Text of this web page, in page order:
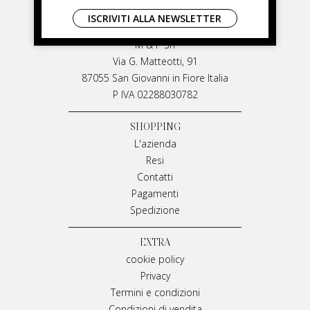
LIVIANA MIRARCHI
M & P Srl
Via G. Matteotti, 91
87055 San Giovanni in Fiore Italia
P IVA 02288030782
SHOPPING
L'azienda
Resi
Contatti
Pagamenti
Spedizione
EXTRA
cookie policy
Privacy
Termini e condizioni
ISCRIVITI ALLA NEWSLETTER